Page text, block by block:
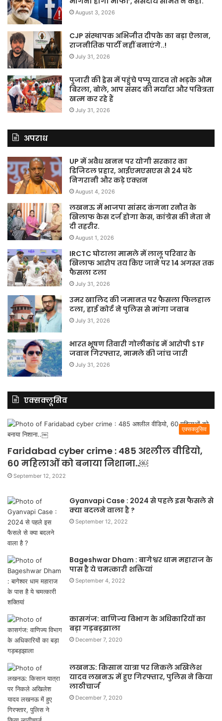
August 3, 2026
CJP संस्थापक अभिजीत दीपके का बड़ा ऐलान,
राजनीतिक पार्टी नहीं बनाएंगे..!
July 31, 2026
पुजारी की ड्रेस में पहुंचे पप्पू यादव तो भड़के ओम
बिरला, बोले, आप संसद की मर्यादा और पवित्रता
खत्म कर रहे हैं
July 31, 2026
अपराध
UP में अवैध खनन पर योगी सरकार का
डिजिटल प्रहार, आईएमएसएस से 24 घंटे
निगरानी और कड़े एक्शन
August 4, 2026
लखनऊ में भाजपा सांसद कंगना रनौत के
खिलाफ केस दर्ज होगा केस, कांग्रेस की नेता ने
दी तहरीर.
August 1, 2026
IRCTC घोटाला मामले में लालू परिवार के
खिलाफ आरोप तय किए जाने पर 14 अगस्त तक
फैसला टला
July 31, 2026
उमर खालिद की जमानत पर फैसला फिलहाल
टला, हाई कोर्ट ने पुलिस से मांगा जवाब
July 31, 2026
भारत भूषण तिवारी गोलीकांड में आरोपी STF
जवान गिरफ्तार, मामले की जांच जारी
July 31, 2026
एक्सक्लूसिव
एक्सक्लूसिव
Faridabad cyber crime : 485 अश्लील वीडियो,
60 महिलाओं को बनाया निशाना..￼
September 12, 2022
Gyanvapi Case : 2024 से पहले इस फैसले से
क्या बदलने वाला है ?
September 12, 2022
Bageshwar Dham : बागेश्वर धाम महाराज के
पास है ये चमत्कारी शक्तियां
September 4, 2022
कासगंज: वाणिज्य विभाग के अधिकारियों का
बड़ा गड़बड़झाला
December 7, 2020
लखनऊ: किसान यात्रा पर निकले अखिलेश
यादव लखनऊ में हुए गिरफ्तार, पुलिस ने किया
लाठीचार्ज
December 7, 2020